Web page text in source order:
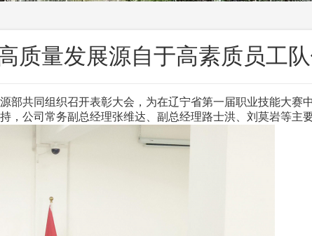
质量发展源自于高素质员工
共同组织召开表彰大会，为在辽宁省第一届职业技能大赛
，公司常务副总经理张维达、副总经理路士洪、刘莫岩等主要